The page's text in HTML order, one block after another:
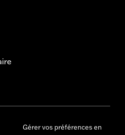
Gérer vos préférences en